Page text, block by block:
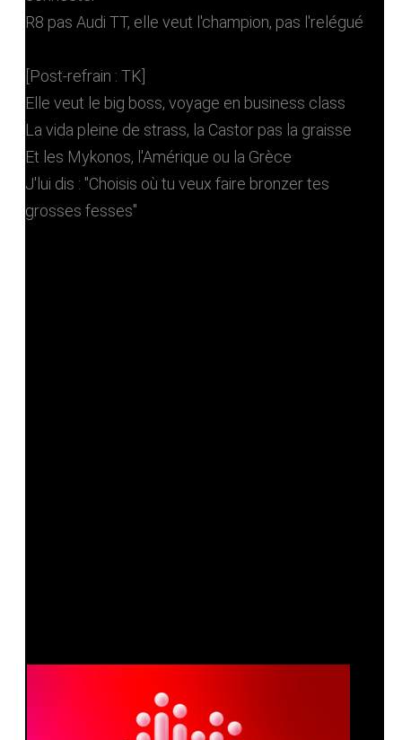
R8 pas Audi TT, elle veut l'champion, pas l'relégué
[Post-refrain : TK]
Elle veut le big boss, voyage en business class
La vida pleine de strass, la Castor pas la graisse
Et les Mykonos, l'Amérique ou la Grèce
J'lui dis : "Choisis où tu veux faire bronzer tes
grosses fesses"